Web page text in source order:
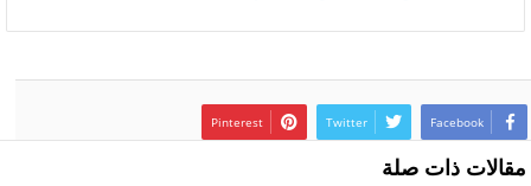
Facebook
Twitter
Pinterest
مقالات ذات صلة